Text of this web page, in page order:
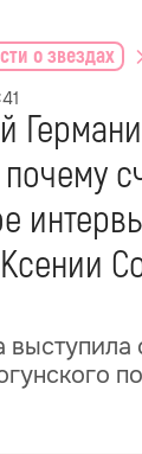
о звездах